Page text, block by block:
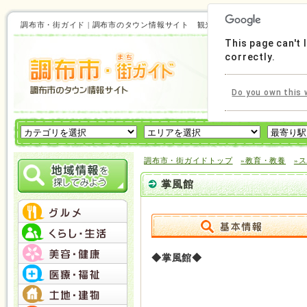
調布市・街ガイド | 調布市のタウン情報サイト 観光にも使える！調布市の
調布市・街ガイドトップ »教育・教養 »
掌風館
◆掌風館◆
This page can't
correctly.
Do you own this